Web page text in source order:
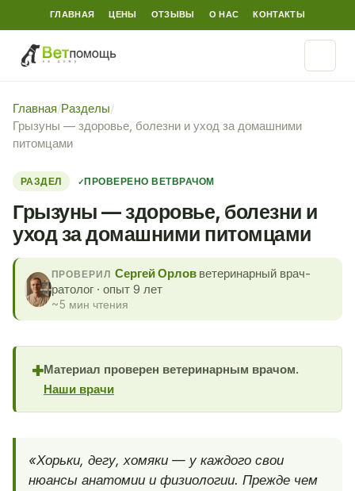
ГЛАВНАЯ ЦЕНЫ ОТЗЫВЫ О НАС КОНТАКТЫ
Главная/Разделы/
Грызуны — здоровье, болезни и уход за домашними
питомцами
РАЗДЕЛ ПРОВЕРЕНО ВЕТВРАЧОМ
Грызуны — здоровье, болезни и
уход за домашними питомцами
ПРОВЕРИЛ Сергей Орлов ветеринарный врач-
ратолог · опыт 9 лет
~5 мин чтения
✚Материал проверен ветеринарным врачом.
Наши врачи
«Хорьки, дегу, хомяки — у каждого свои
нюансы анатомии и физиологии. Прежде чем